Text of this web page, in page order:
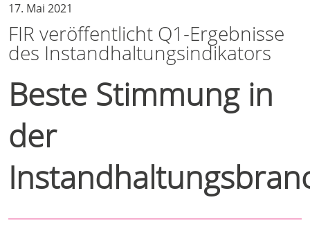
17. Mai 2021
FIR veröffentlicht Q1-Ergebnisse
des Instandhaltungsindikators
Beste Stimmung in
der